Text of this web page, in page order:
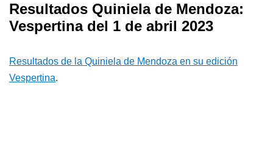
Resultados Quiniela de Mendoza:
Vespertina del 1 de abril 2023
Resultados de la Quiniela de Mendoza en su edición
Vespertina.